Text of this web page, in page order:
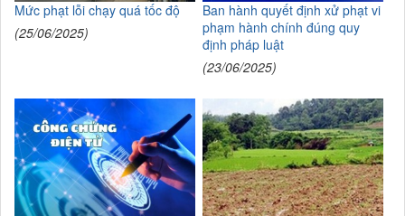
Mức phạt lỗi chạy quá tốc độ
(25/06/2025)
Ban hành quyết định xử phạt vi
phạm hành chính đúng quy
định pháp luật
(23/06/2025)